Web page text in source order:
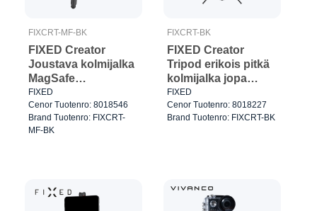
FIXCRT-MF-BK
FIXED Creator
Joustava kolmijalka
MagSafe
älypuhelimille Musta
FIXED
Cenor Tuotenro: 8018546
Brand Tuotenro: FIXCRT-
MF-BK
FIXCRT-BK
FIXED Creator
Tripod erikois pitkä
kolmijalka jopa
190cm asti Musta
FIXED
Cenor Tuotenro: 8018227
Brand Tuotenro: FIXCRT-BK